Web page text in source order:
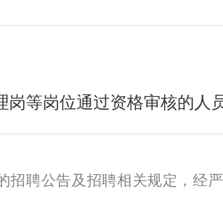
岗等岗位通过资格审核的人
招聘公告及招聘相关规定，经